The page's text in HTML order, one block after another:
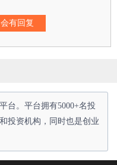
台。平台拥有5000+名投
投资机构，同时也是创业